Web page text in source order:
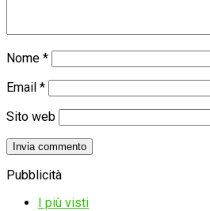
Nome *
Email *
Sito web
Pubblicità
I più visti